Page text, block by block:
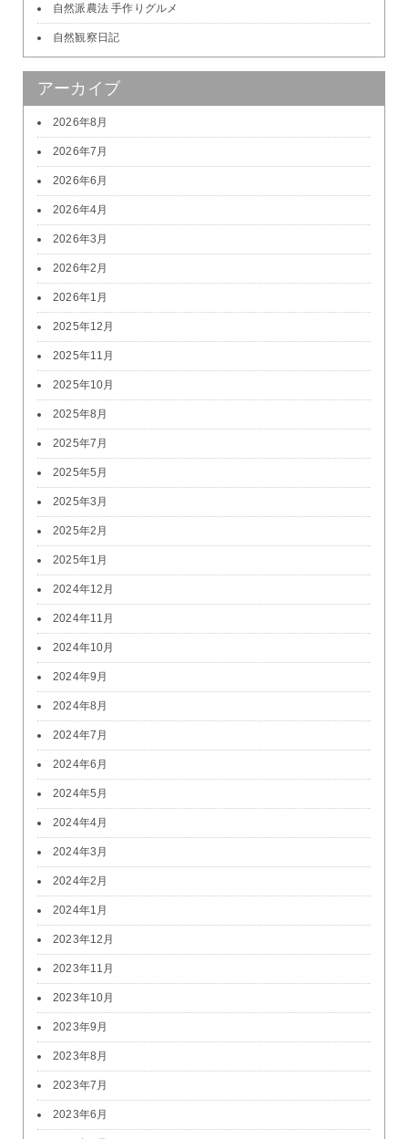
自然派農法 手作りグルメ
自然観察日記
アーカイブ
2026年8月
2026年7月
2026年6月
2026年4月
2026年3月
2026年2月
2026年1月
2025年12月
2025年11月
2025年10月
2025年8月
2025年7月
2025年5月
2025年3月
2025年2月
2025年1月
2024年12月
2024年11月
2024年10月
2024年9月
2024年8月
2024年7月
2024年6月
2024年5月
2024年4月
2024年3月
2024年2月
2024年1月
2023年12月
2023年11月
2023年10月
2023年9月
2023年8月
2023年7月
2023年6月